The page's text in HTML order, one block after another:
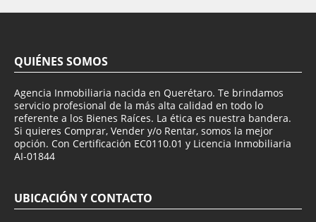
QUIÉNES SOMOS
Agencia Inmobiliaria nacida en Querétaro. Te brindamos
servicio profesional de la más alta calidad en todo lo
referente a los Bienes Raíces. La ética es nuestra bandera.
Si quieres Comprar, Vender y/o Rentar, somos la mejor
opción. Con Certificación EC0110.01 y Licencia Inmobiliaria
AI-01844
UBICACIÓN Y CONTACTO